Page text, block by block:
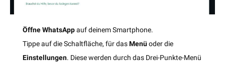
Öffne WhatsAppauf deinem Smartphone.
Tippe auf die Schaltfläche, für dasMenüoder die
Einstellungen. Diese werden durch das Drei-Punkte-Menü